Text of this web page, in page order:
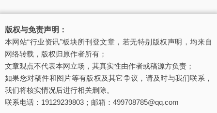
版权与免责声明：
本网站“行业资讯”板块所刊登文章，若无特别版权声明，均来自
网络转载，版权归原作者所有；
文章观点不代表本网立场，其真实性由作者或稿源方负责；
如果您对稿件和图片等有版权及其它争议，请及时与我们联系，
我们将核实情况后进行相关删除。
联系电话：19129239803；邮箱：499708785@qq.com